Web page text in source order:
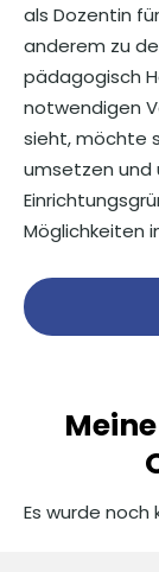
als Dozentin
anderem zu
pädagogisch
notwendigen
sieht, möchte
umsetzen
Möglichkeiten
Es wurde